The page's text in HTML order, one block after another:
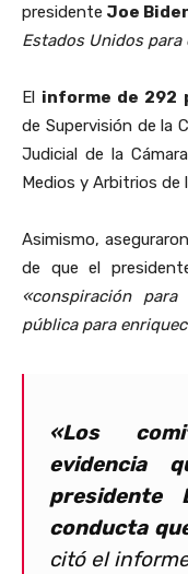
presidente Joe
Estados Unidos
El informe de 292
de Supervisión de la
Judicial de la
Medios y Arbitrios de
Asimismo,
de que el
«conspiración
pública para
«Los
evidencia
presidente
conducta
citó el